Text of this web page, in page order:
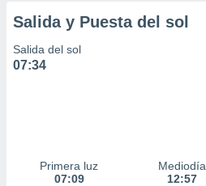
Salida y Puesta del sol
Salida del sol
07:34
Primera luz
07:09
Mediodía
12:57